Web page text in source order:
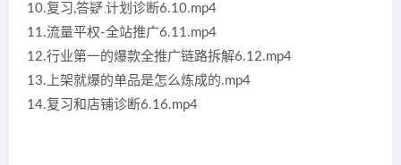
10.复习,答疑,计划诊断6.10.mp4
11.流量平权-全站推广6.11.mp4
12.行业第一的爆款全推广链路拆解6.12.mp4
13.上架就爆的单品是怎么炼成的.mp4
14.复习和店铺诊断6.16.mp4